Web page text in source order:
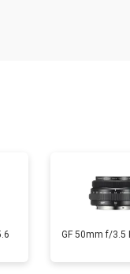
GF 50mm f/3.5